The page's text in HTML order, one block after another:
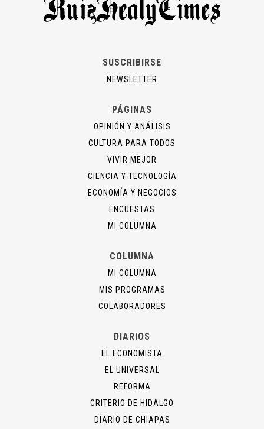
SUSCRIBIRSE
NEWSLETTER
PÁGINAS
OPINIÓN Y ANÁLISIS
CULTURA PARA TODOS
VIVIR MEJOR
CIENCIA Y TECNOLOGÍA
ECONOMÍA Y NEGOCIOS
ENCUESTAS
MI COLUMNA
COLUMNA
MI COLUMNA
MIS PROGRAMAS
COLABORADORES
DIARIOS
EL ECONOMISTA
EL UNIVERSAL
REFORMA
CRITERIO DE HIDALGO
DIARIO DE CHIAPAS